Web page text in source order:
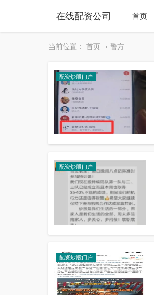
在线配资公司 首页
当前位置： 首页 警方
配资炒股门户
配资炒股门户
配资炒股门户